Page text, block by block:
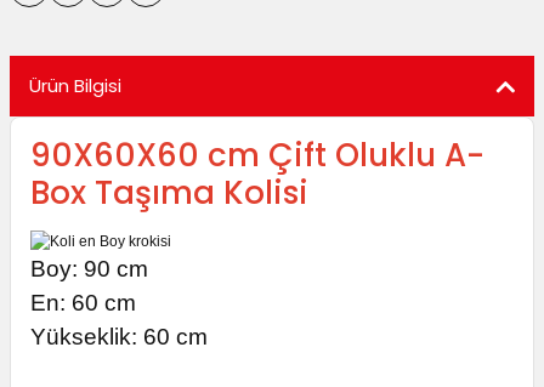
Ürün Bilgisi
90X60X60 cm Çift Oluklu A-
Box Taşıma Kolisi
Boy: 90 cm
En: 60 cm
Yükseklik: 60 cm